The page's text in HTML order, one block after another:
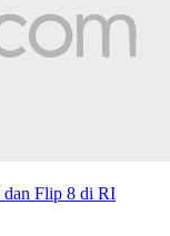
dan Flip 8 di RI